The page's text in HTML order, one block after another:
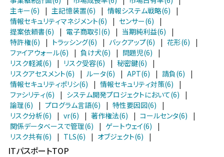
主キー(6)
| 主記憶装置(6) | 情報システム戦略(6)
|
情報セキュリティマネジメント(6)
| センサー(6)
|
提案依頼書(6)
| 電子商取引(6) | 当期純利益(6)
|
特許権(6)
| トラッシング(6) | バックアップ(6) | 花形(6)
|
ファイアウォール(6)
| 負け犬(6) | 問題児(6)
|
リスク軽減(6)
| リスク受容(6) | 秘密鍵(6)
|
リスクアセスメント(6)
| ルータ(6) | APT(6) | 請負(6)
|
情報セキュリティポリシ(6)
| 情報セキュリティ対策(6)
|
ファシリティ(6)
| システム開発プロジェクトにおいて(6)
|
論理(6)
| プログラム言語(6) | 特性要因図(6)
|
リスク分析(6)
| vr(6) | 著作権法(6) | コールセンタ(6)
|
関係データベースで管理(6)
| ゲートウェイ(6)
|
リスク共有(6)
| TLS(6) | オブジェクト(6) |
ITパスポートTOP